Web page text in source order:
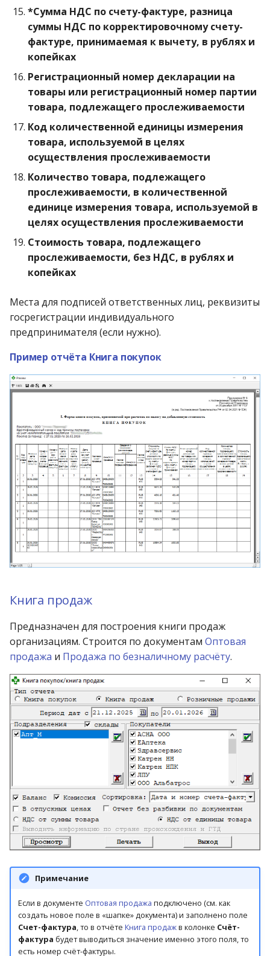
*Сумма НДС по счету-фактуре, разница
суммы НДС по корректировочному счету-
фактуре, принимаемая к вычету, в рублях и
копейках
Регистрационный номер декларации на
товары или регистрационный номер партии
товара, подлежащего прослеживаемости
Код количественной единицы измерения
товара, используемой в целях
осуществления прослеживаемости
Количество товара, подлежащего
прослеживаемости, в количественной
единице измерения товара, используемой в
целях осуществления прослеживаемости
Стоимость товара, подлежащего
прослеживаемости, без НДС, в рублях и
копейках
Места для подписей ответственных лиц, реквизиты
госрегистрации индивидуального
предпринимателя (если нужно).
Пример отчёта Книга покупок
Книга продаж
Предназначен для построения книги продаж
организациям. Строится по документам Оптовая
продажа и Продажа по безналичному расчёту.
Примечание
Если в документе Оптовая продажа подключено (см. как
создать новое поле в «шапке» документа) и заполнено поле
Счет-фактура, то в отчёте Книга продажв колонке Счёт-
фактура будет выводиться значение именно этого поля, то
есть номер счёт-фактуры.